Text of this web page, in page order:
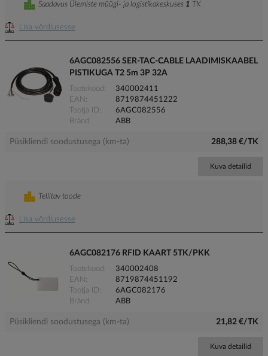
Lisa võrdlusesse
Saadavus Ülemiste müügi- ja logistikakeskuses 1 TK
6AGC082556 SER-TAC-CABLE LAADIMISKAABEL
PISTIKUGA T2 5m 3P 32A
Tootekood
340002411
EAN
8719874451222
Tootja ID
6AGC082556
Bränd
ABB
Püsikliendi soodustusega (km-ta) 288,38 €/TK
Kuva detailid
Lisa võrdlusesse
Tellitav toode
6AGC082176 RFID KAART 5TK/PKK
Tootekood
340002408
EAN
8719874451192
Tootja ID
6AGC082176
Bränd
ABB
Püsikliendi soodustusega (km-ta) 21,82 €/TK
Kuva detailid